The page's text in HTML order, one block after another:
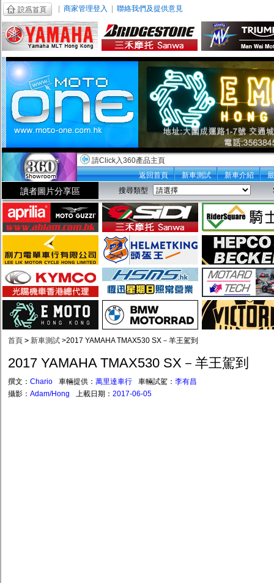
商家管理登入 聯絡我們及提供意見
請Click入360產品主頁
返回首頁
新車測試 新車介紹
讀者圖片分享區 搜尋類型
首頁 > 新車測試 >2017 YAMAHA TMAX530 SX－羊王駕到
2017 YAMAHA TMAX530 SX－羊王駕到
撰文： Chario 車輛提供： 萬里達車行 車輛試駕： 李有昌
攝影： Adam/Hong 上載日期： 2017-06-05